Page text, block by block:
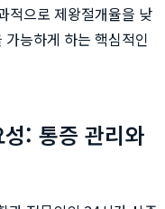
적으로 제왕절개율을 낮
가능하게 하는 핵심적인
: 통증 관리와